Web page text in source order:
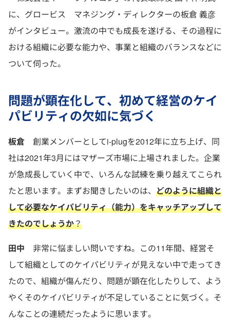
に、グロービス マネジング・ディレクターの板倉 義彦
がインタビュー。激流の中でも成長を遂げる、その過程に
おける組織に必要な能力や、事業と組織のバランスなどに
ついて伺った。
問題が顕在化して、初めて経営のケイ
パビリティの欠如に気づく
板倉 創業メンバーとしてi-plugを2012年に立ち上げ、同
社は2021年3月にはマザーズ市場に上場されました。企業
が急成長していく中で、いろんな試練を乗り越えてこられ
たと思います。まずお聞きしたいのは、 どのように組織と
して必要なケイパビリティ（能力）をキャッチアップして
きたのでしょうか？
田中 非常に悩ましい問いですね。この11年間、経営そ
して組織としてのケイパビリティが見えない中で走ってき
たので、組織が傷んだり、問題が顕在化したりして、よう
やくそのケイパビリティが不足していることに気づく。そ
んなことの連続だったように思います。